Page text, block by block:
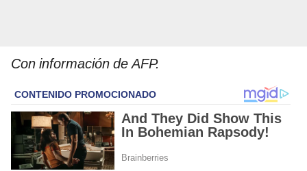
Con información de AFP.